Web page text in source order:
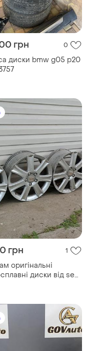
грн 0
диски bmw g05 р20
грн 1
оригінальні
диски від seat